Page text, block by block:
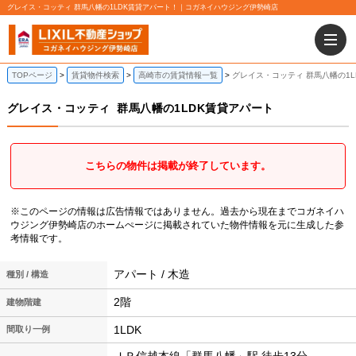
グレイス・コッティ 群馬八幡の1LDK賃貸アパート！｜コガネイハウジング伊勢崎店
TOPページ 賃貸物件検索 高崎市の賃貸情報一覧 グレイス・コッティ 群馬八幡の
グレイス・コッティ 群馬八幡の1LDK賃貸アパート
こちらの物件は掲載が終了しています。
※このページの情報は広告情報ではありません。過去から現在までコガネイハ
ウジング伊勢崎店のホームぺージに掲載されていた物件情報を元に生成した参
考情報です。
種別 / 構造 アパート / 木造
建物階建 2階
間取り一例 1LDK